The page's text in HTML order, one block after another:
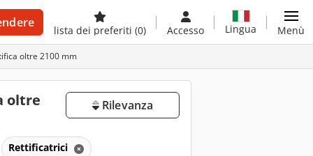
lista dei preferiti (0) Accesso Lingua Menù
oltre 2100 mm
oltre
Rilevanza
Rettificatrici